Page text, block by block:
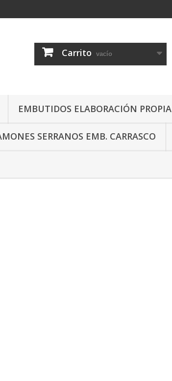
Carrito vacío
EMBUTIDOS ELABORACIÓN PROPIA
SERRANOS EMB. CARRASCO